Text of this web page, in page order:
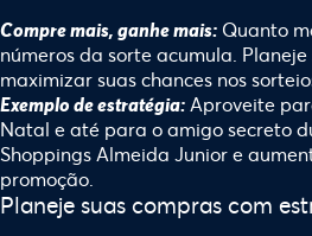
Compre mais, ganhe mais: Quanto
números da sorte acumula.
maximizar suas chances nos
Exemplo de estratégia: Aproveite
Natal e até para o amigo secreto
Shoppings Almeida Junior e
promoção.
Planeje suas compras com